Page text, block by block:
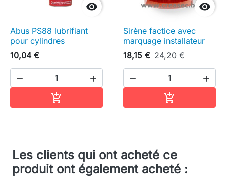

Abus PS88 lubrifiant
pour cylindres
10,04 €
 


Sirène factice avec
marquage installateur
18,15 € 24,20 €
 

Les clients qui ont acheté ce
produit ont également acheté :